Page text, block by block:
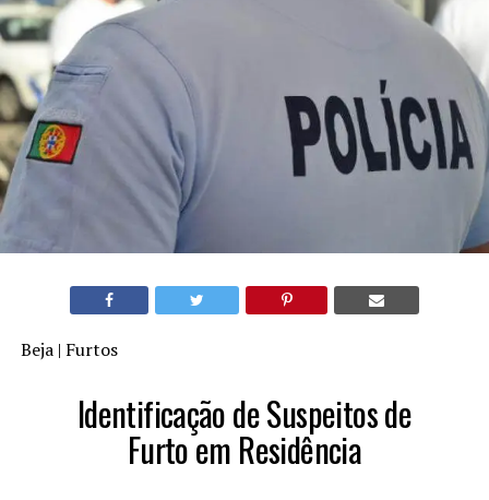
Beja | Furtos
Identificação de Suspeitos de
Furto em Residência